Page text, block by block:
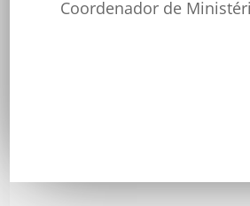
Coordenador de